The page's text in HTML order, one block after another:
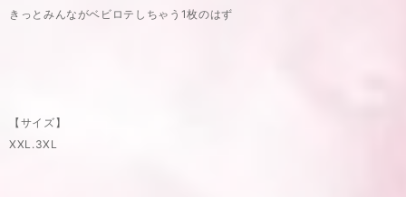
きっとみんながベビロテしちゃう1枚のはず⁡
【サイズ】
XXL.3XL